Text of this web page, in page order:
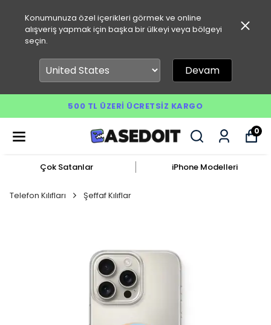
Konumunuza özel içerikleri görmek ve online
alışveriş yapmak için başka bir ülkeyi veya bölgeyi
seçin.
Devam
500 TL ÜZERI ÜCRETSIZ KARGO
0
Çok Satanlar iPhone Modelleri
Telefon Kılıfları Şeffaf Kılıflar